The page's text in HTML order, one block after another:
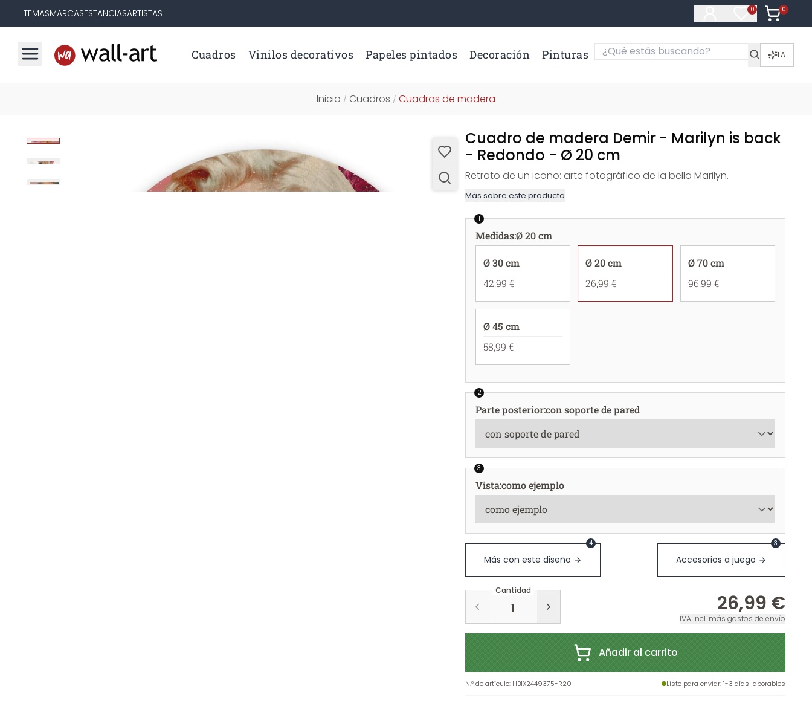
TEMASMARCASESTANCIASARTISTAS 0
Artículos en
0
Artículos
Cuadros Vinilos decorativos Papeles pintados Decoración Pinturas IA
Inicio / Cuadros / Cuadros de madera
Cuadro de madera Demir - Marilyn is back
- Redondo - Ø 20 cm
Retrato de un icono: arte fotográfico de la bella Marilyn.
Más sobre este producto
1
Medidas:Ø 20 cm
Ø 30 cm
42,99 €
Ø 20 cm
26,99 €
Ø 70 cm
96,99 €
Ø 45 cm
58,99 €
2
Parte posterior:con soporte de pared
3
Vista:como ejemplo
Más con este diseño
4
Accesorios a juego
3
Cantidad
26,99 €
IVA incl. más gastos de envío
Añadir al carrito
N.º de artículo: HB1X2449375-R20 Listo para enviar: 1-3 días laborables